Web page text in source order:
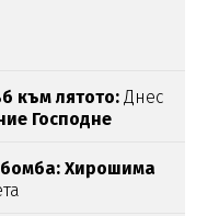
към лятото: Днес
Господне
Хирошима